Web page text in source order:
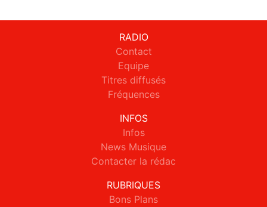
RADIO
Contact
Equipe
Titres diffusés
Fréquences
INFOS
Infos
News Musique
Contacter la rédac
RUBRIQUES
Bons Plans